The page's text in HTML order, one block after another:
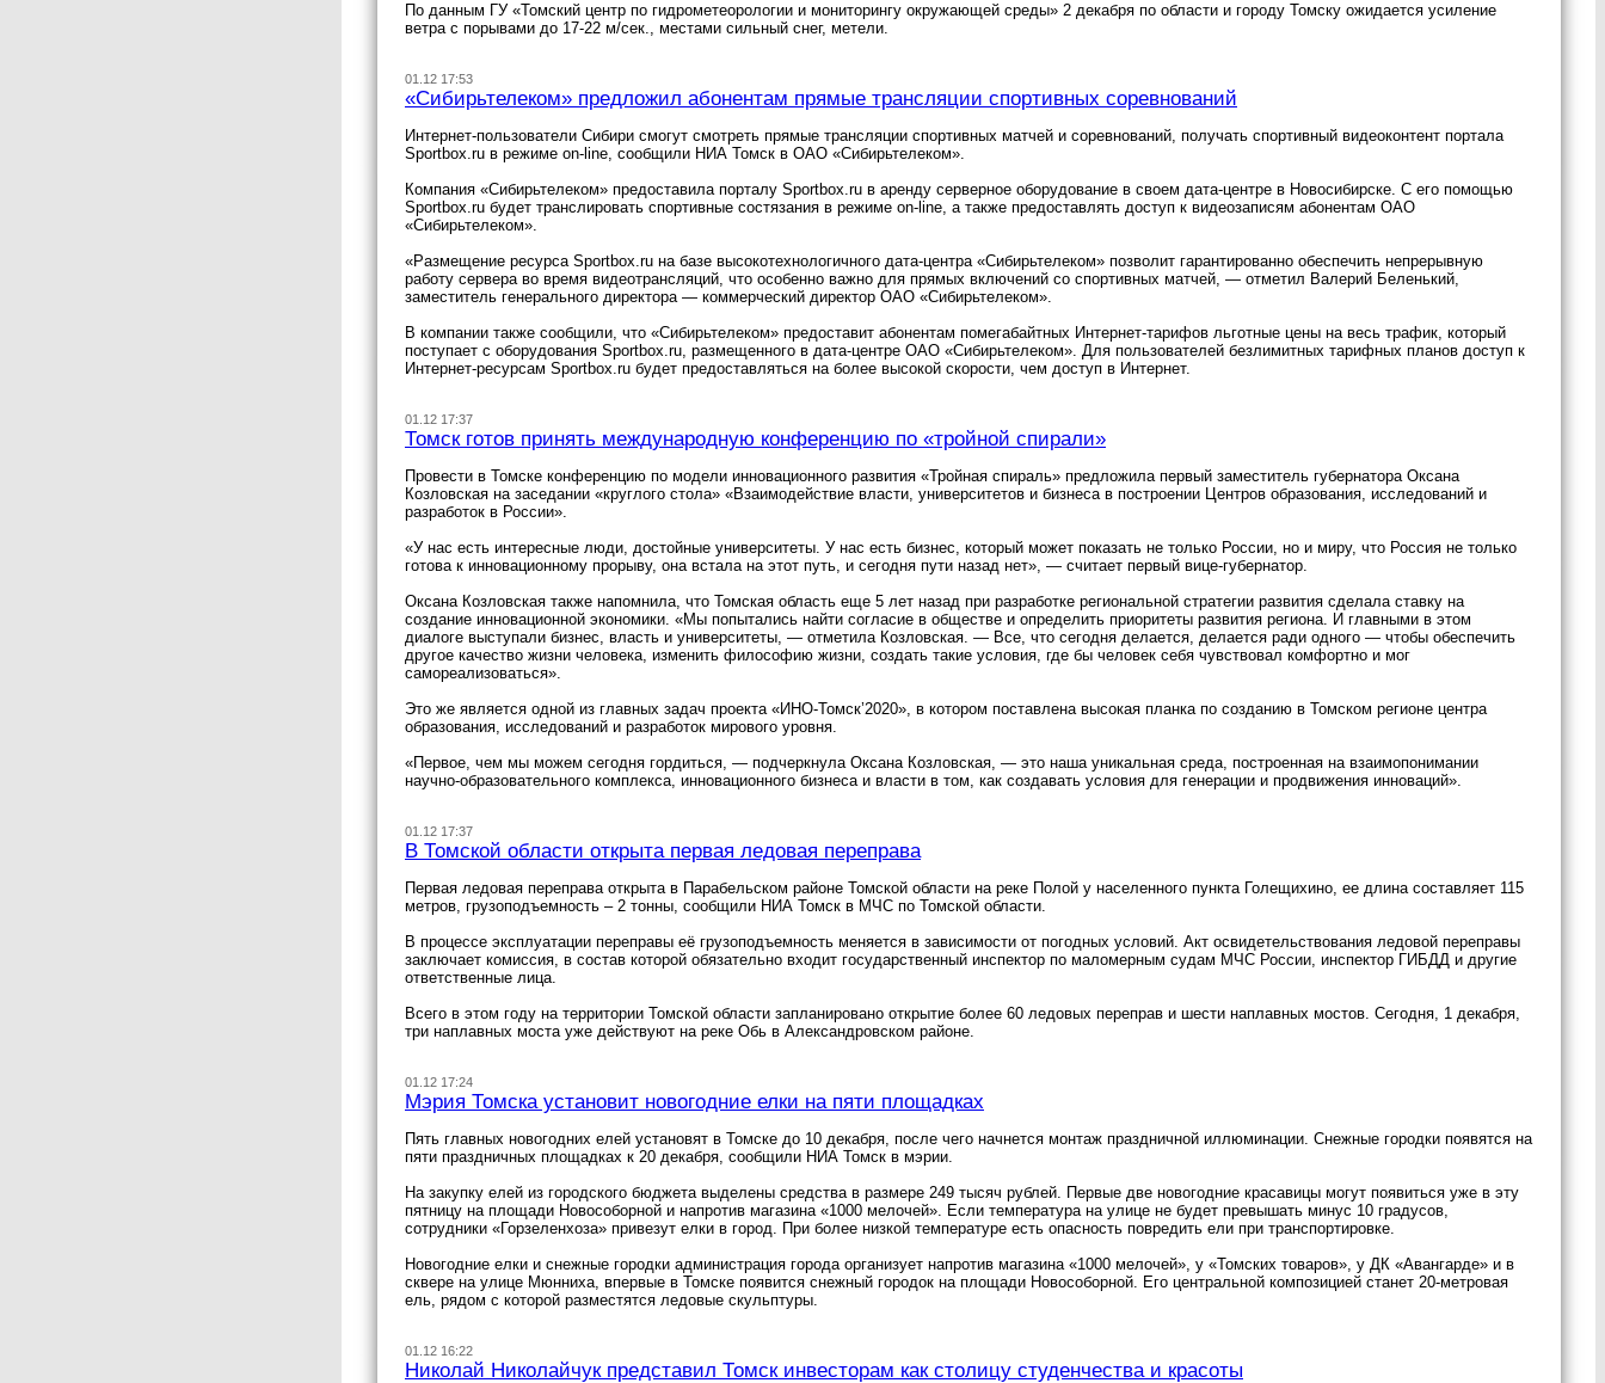
По данным ГУ «Томский центр по гидрометеорологии и мониторингу окружающей среды» 2 декабря по области и городу Томску ожидается усиление
ветра с порывами до 17-22 м/сек., местами сильный снег, метели.
01.12 17:53
«Сибирьтелеком» предложил абонентам прямые трансляции спортивных соревнований
Интернет-пользователи Сибири смогут смотреть прямые трансляции спортивных матчей и соревнований, получать спортивный видеоконтент портала
Sportbox.ru в режиме on-line, сообщили НИА Томск в ОАО «Сибирьтелеком».
Компания «Сибирьтелеком» предоставила порталу Sportbox.ru в аренду серверное оборудование в своем дата-центре в Новосибирске. С его помощью
Sportbox.ru будет транслировать спортивные состязания в режиме on-line, а также предоставлять доступ к видеозаписям абонентам ОАО
«Сибирьтелеком».
«Размещение ресурса Sportbox.ru на базе высокотехнологичного дата-центра «Сибирьтелеком» позволит гарантированно обеспечить непрерывную
работу сервера во время видеотрансляций, что особенно важно для прямых включений со спортивных матчей, — отметил Валерий Беленький,
заместитель генерального директора — коммерческий директор ОАО «Сибирьтелеком».
В компании также сообщили, что «Сибирьтелеком» предоставит абонентам помегабайтных Интернет-тарифов льготные цены на весь трафик, который
поступает с оборудования Sportbox.ru, размещенного в дата-центре ОАО «Сибирьтелеком». Для пользователей безлимитных тарифных планов доступ к
Интернет-ресурсам Sportbox.ru будет предоставляться на более высокой скорости, чем доступ в Интернет.
01.12 17:37
Томск готов принять международную конференцию по «тройной спирали»
Провести в Томске конференцию по модели инновационного развития «Тройная спираль» предложила первый заместитель губернатора Оксана
Козловская на заседании «круглого стола» «Взаимодействие власти, университетов и бизнеса в построении Центров образования, исследований и
разработок в России».
«У нас есть интересные люди, достойные университеты. У нас есть бизнес, который может показать не только России, но и миру, что Россия не только
готова к инновационному прорыву, она встала на этот путь, и сегодня пути назад нет», — считает первый вице-губернатор.
Оксана Козловская также напомнила, что Томская область еще 5 лет назад при разработке региональной стратегии развития сделала ставку на
создание инновационной экономики. «Мы попытались найти согласие в обществе и определить приоритеты развития региона. И главными в этом
диалоге выступали бизнес, власть и университеты, — отметила Козловская. — Все, что сегодня делается, делается ради одного — чтобы обеспечить
другое качество жизни человека, изменить философию жизни, создать такие условия, где бы человек себя чувствовал комфортно и мог
самореализоваться».
Это же является одной из главных задач проекта «ИНО-Томск’2020», в котором поставлена высокая планка по созданию в Томском регионе центра
образования, исследований и разработок мирового уровня.
«Первое, чем мы можем сегодня гордиться, — подчеркнула Оксана Козловская, — это наша уникальная среда, построенная на взаимопонимании
научно-образовательного комплекса, инновационного бизнеса и власти в том, как создавать условия для генерации и продвижения инноваций».
01.12 17:37
В Томской области открыта первая ледовая переправа
Первая ледовая переправа открыта в Парабельском районе Томской области на реке Полой у населенного пункта Голещихино, ее длина составляет 115
метров, грузоподъемность – 2 тонны, сообщили НИА Томск в МЧС по Томской области.
В процессе эксплуатации переправы её грузоподъемность меняется в зависимости от погодных условий. Акт освидетельствования ледовой переправы
заключает комиссия, в состав которой обязательно входит государственный инспектор по маломерным судам МЧС России, инспектор ГИБДД и другие
ответственные лица.
Всего в этом году на территории Томской области запланировано открытие более 60 ледовых переправ и шести наплавных мостов. Сегодня, 1 декабря,
три наплавных моста уже действуют на реке Обь в Александровском районе.
01.12 17:24
Мэрия Томска установит новогодние елки на пяти площадках
Пять главных новогодних елей установят в Томске до 10 декабря, после чего начнется монтаж праздничной иллюминации. Снежные городки появятся на
пяти праздничных площадках к 20 декабря, сообщили НИА Томск в мэрии.
На закупку елей из городского бюджета выделены средства в размере 249 тысяч рублей. Первые две новогодние красавицы могут появиться уже в эту
пятницу на площади Новособорной и напротив магазина «1000 мелочей». Если температура на улице не будет превышать минус 10 градусов,
сотрудники «Горзеленхоза» привезут елки в город. При более низкой температуре есть опасность повредить ели при транспортировке.
Новогодние елки и снежные городки администрация города организует напротив магазина «1000 мелочей», у «Томских товаров», у ДК «Авангарде» и в
сквере на улице Мюнниха, впервые в Томске появится снежный городок на площади Новособорной. Его центральной композицией станет 20-метровая
ель, рядом с которой разместятся ледовые скульптуры.
01.12 16:22
Николай Николайчук представил Томск инвесторам как столицу студенчества и красоты